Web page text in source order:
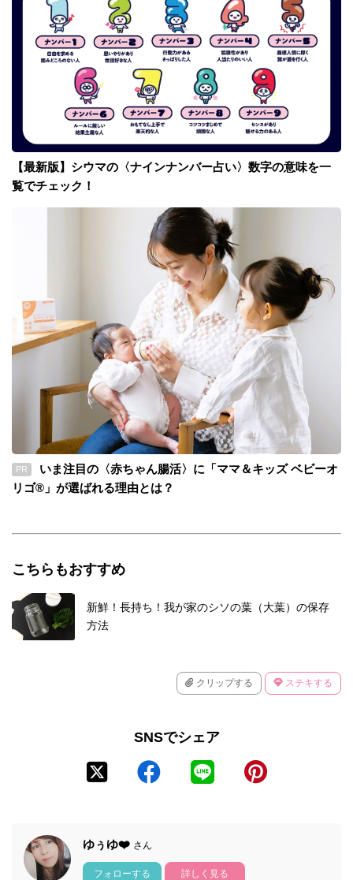
【最新版】シウマの〈ナインナンバー占い〉数字の意味を一
覧でチェック！
PR
いま注目の〈赤ちゃん腸活〉に「ママ＆キッズ ベビーオ
リゴ®」が選ばれる理由とは？
こちらもおすすめ
新鮮！長持ち！我が家のシソの葉（大葉）の保存
方法
クリップする ステキする
SNSでシェア
ゆぅゆ❤️ さん
フォローする 詳しく見る